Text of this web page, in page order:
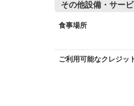
その他設備・サー
食事場所
ご利用可能なクレジッ